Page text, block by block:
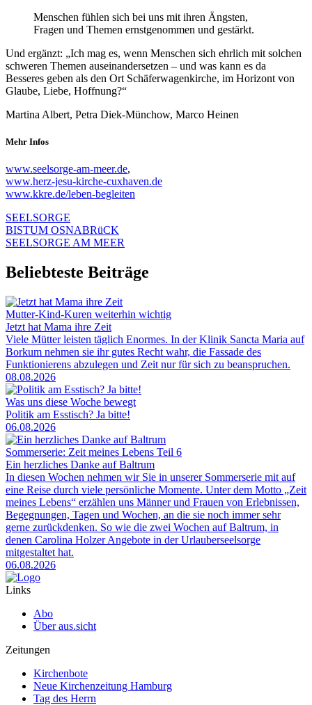
Menschen fühlen sich bei uns mit ihren Ängsten,
Fragen und Themen ernstgenommen und gestärkt.
Und ergänzt: „Ich mag es, wenn Menschen sich ehrlich mit solchen
schweren Themen auseinandersetzen – und was kann es da
Besseres geben als den Ort Schäferwagenkirche, im Horizont von
Glaube, Liebe, Hoffnung?“
Martina Albert, Petra Diek-Münchow, Marco Heinen
Mehr Infos
www.seelsorge-am-meer.de,
www.herz-jesu-kirche-cuxhaven.de
www.kkre.de/leben-begleiten
SEELSORGE
BISTUM OSNABRüCK
SEELSORGE AM MEER
Beliebteste Beiträge
Mutter-Kind-Kuren weiterhin wichtig
Jetzt hat Mama ihre Zeit
Viele Mütter leisten täglich Enormes. In der Klinik Sancta Maria auf
Borkum nehmen sie ihr gutes Recht wahr, die Fassade des
Funktionierens abzulegen und Zeit nur für sich zu beanspruchen.
08.08.2026
Was uns diese Woche bewegt
Politik am Esstisch? Ja bitte!
06.08.2026
Sommerserie: Zeit meines Lebens Teil 6
Ein herzliches Danke auf Baltrum
In diesen Wochen nehmen wir Sie in unserer Sommerserie mit auf
eine Reise durch viele persönliche Momente. Unter dem Motto „Zeit
meines Lebens“ erzählen uns Männer und Frauen von Erlebnissen,
Begegnungen, Tagen und Wochen, an die sie noch immer sehr
gerne zurückdenken. So wie die zwei Wochen auf Baltrum, in
denen Carolina Holzer Angebote in der Urlauberseelsorge
mitgestaltet hat.
06.08.2026
Links
Abo
Über aus.sicht
Zeitungen
Kirchenbote
Neue Kirchenzeitung Hamburg
Tag des Herrn